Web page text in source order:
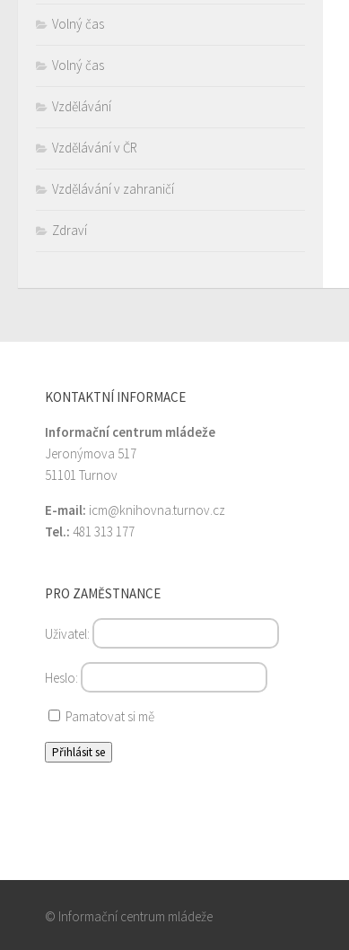
Volný čas
Volný čas
Vzdělávání
Vzdělávání v ČR
Vzdělávání v zahraničí
Zdraví
KONTAKTNÍ INFORMACE
Informační centrum mládeže
Jeronýmova 517
51101 Turnov
E-mail: icm@knihovna.turnov.cz
Tel.: 481 313 177
PRO ZAMĚSTNANCE
Uživatel:
Heslo:
Pamatovat si mě
© Informační centrum mládeže